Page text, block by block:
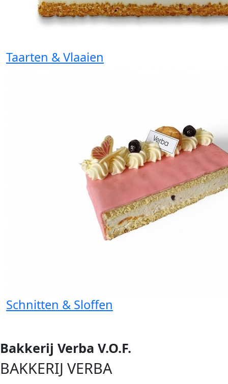
Taarten & Vlaaien
Schnitten & Sloffen
Bakkerij Verba V.O.F.
BAKKERIJ VERBA